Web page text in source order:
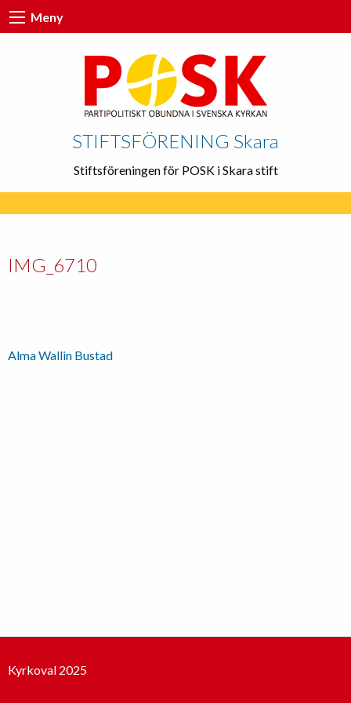
Meny
STIFTSFÖRENING Skara
Stiftsföreningen för POSK i Skara stift
IMG_6710
Inläggsnavigering
Alma Wallin Bustad
Kyrkoval 2025